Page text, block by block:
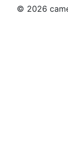
© 2026